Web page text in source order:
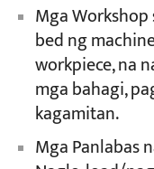
Mga
bed ng
workpiece, na
mga bahagi,
kagamitan.
Mga Panlabas